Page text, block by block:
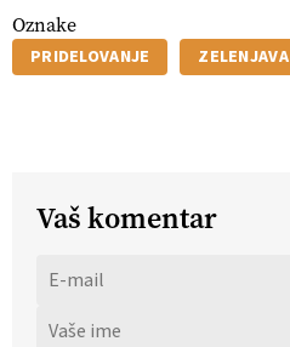
Oznake
PRIDELOVANJE ZELENJAVA
Vaš komentar